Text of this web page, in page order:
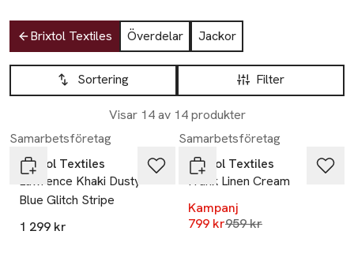
Hoppa till produktsidan
Brixtol Textiles Överdelar
Jackor
Hoppa till produktsidan
Filter
Sortering
Visar 14 av 14 produkter
Lista över produkter
Samarbetsföretag
Brixtol Textiles
Lawrence Khaki Dusty
Blue Glitch Stripe
1 299 kr
Samarbetsföretag
Brixtol Textiles
Frank Linen Cream
Kampanj
799 krLägsta pris 30 dagar
959 kr